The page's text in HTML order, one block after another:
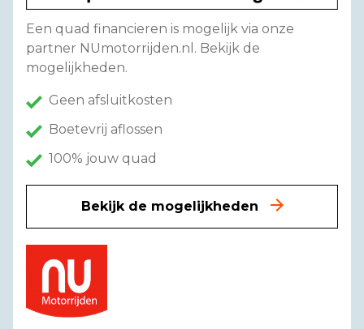
Een quad financieren is mogelijk via onze
partner NUmotorrijden.nl. Bekijk de
mogelijkheden.
Geen afsluitkosten
Boetevrij aflossen
100% jouw quad
Bekijk de mogelijkheden